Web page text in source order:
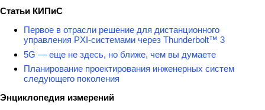
Статьи КИПиС
Первое в отрасли решение для дистанционного
управления PXI-системами через Thunderbolt™ 3
5G — еще не здесь, но ближе, чем вы думаете
Планирование проектирования инженерных систем
следующего поколения
Энциклопедия измерений